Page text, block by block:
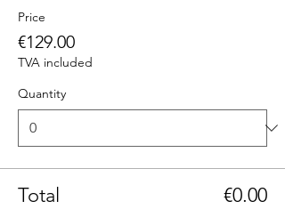
Price
€129.00
TVA included
Quantity
Total €0.00